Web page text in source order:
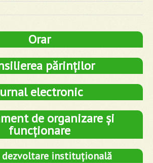
Orar
părinților
electronic
de organizare și
funcționare
dezvoltare instituțională